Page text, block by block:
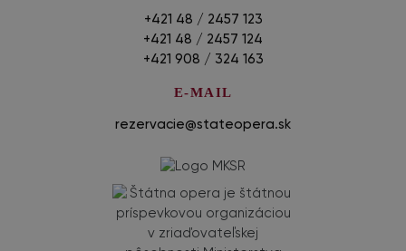
+421 48 / 2457 123
+421 48 / 2457 124
+421 908 / 324 163
E-MAIL
rezervacie@stateopera.sk